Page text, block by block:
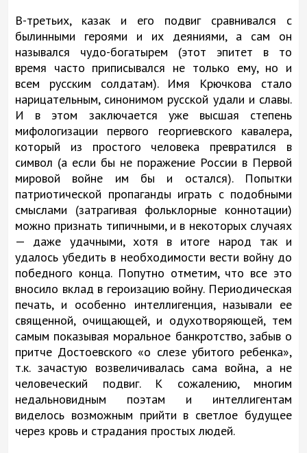
В-третьих, казак и его подвиг сравнивался с
былинными героями и их деяниями, а сам он
назывался чудо-богатырем (этот эпитет в то
время часто приписывался не только ему, но и
всем русским солдатам). Имя Крючкова стало
нарицательным, синонимом русской удали и славы.
И в этом заключается уже высшая степень
мифологизации первого георгиевского кавалера,
который из простого человека превратился в
символ (а если бы не поражение России в Первой
мировой войне им бы и остался). Попытки
патриотической пропаганды играть с подобными
смыслами (затрагивая фольклорные коннотации)
можно признать типичными, и в некоторых случаях
— даже удачными, хотя в итоге народ так и
удалось убедить в необходимости вести войну до
победного конца. Попутно отметим, что все это
вносило вклад в героизацию войну. Периодическая
печать, и особенно интеллигенция, называли ее
священной, очищающей, и одухотворяющей, тем
самым показывая моральное банкротство, забыв о
притче Достоевского «о слезе убитого ребенка»,
т.к. зачастую возвеличивалась сама война, а не
человеческий подвиг. К сожалению, многим
недальновидным поэтам и интеллигентам
виделось возможным прийти в светлое будущее
через кровь и страдания простых людей.